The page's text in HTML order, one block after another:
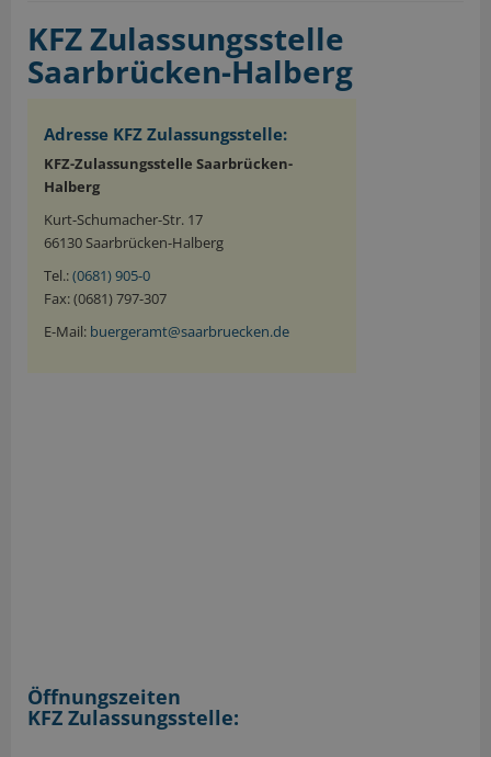
KFZ Zulassungsstelle
Saarbrücken-Halberg
Adresse KFZ Zulassungsstelle:
KFZ-Zulassungsstelle Saarbrücken-
Halberg
Kurt-Schumacher-Str. 17
66130 Saarbrücken-Halberg
Tel.:(0681) 905-0
Fax: (0681) 797-307
E-Mail: buergeramt@saarbruecken.de
Öffnungszeiten
KFZ Zulassungsstelle: